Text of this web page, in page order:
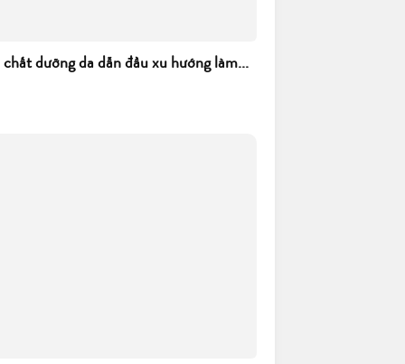
dưỡng da dẫn đầu xu hướng làm...